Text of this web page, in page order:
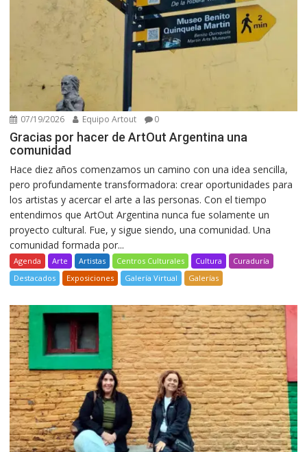
07/19/2026 Equipo Artout 0
Gracias por hacer de ArtOut Argentina una
comunidad
Hace diez años comenzamos un camino con una idea sencilla,
pero profundamente transformadora: crear oportunidades para
los artistas y acercar el arte a las personas. Con el tiempo
entendimos que ArtOut Argentina nunca fue solamente un
proyecto cultural. Fue, y sigue siendo, una comunidad. Una
comunidad formada por...
Agenda Arte Artistas Centros Culturales Cultura
Curaduría
Destacados
Exposiciones Galería Virtual Galerías